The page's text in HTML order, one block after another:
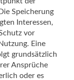
Speicherung
Interessen,
vor
Eine
grundsätzlich
Ansprüche
oder es